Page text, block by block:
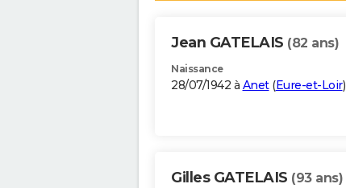
Jean GATELAIS (82 ans)
Naissance
28/07/1942 à Anet(Eure-et-Loir)
Gilles GATELAIS (93 ans)